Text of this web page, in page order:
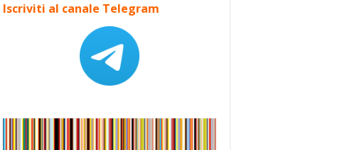
Iscriviti al canale Telegram